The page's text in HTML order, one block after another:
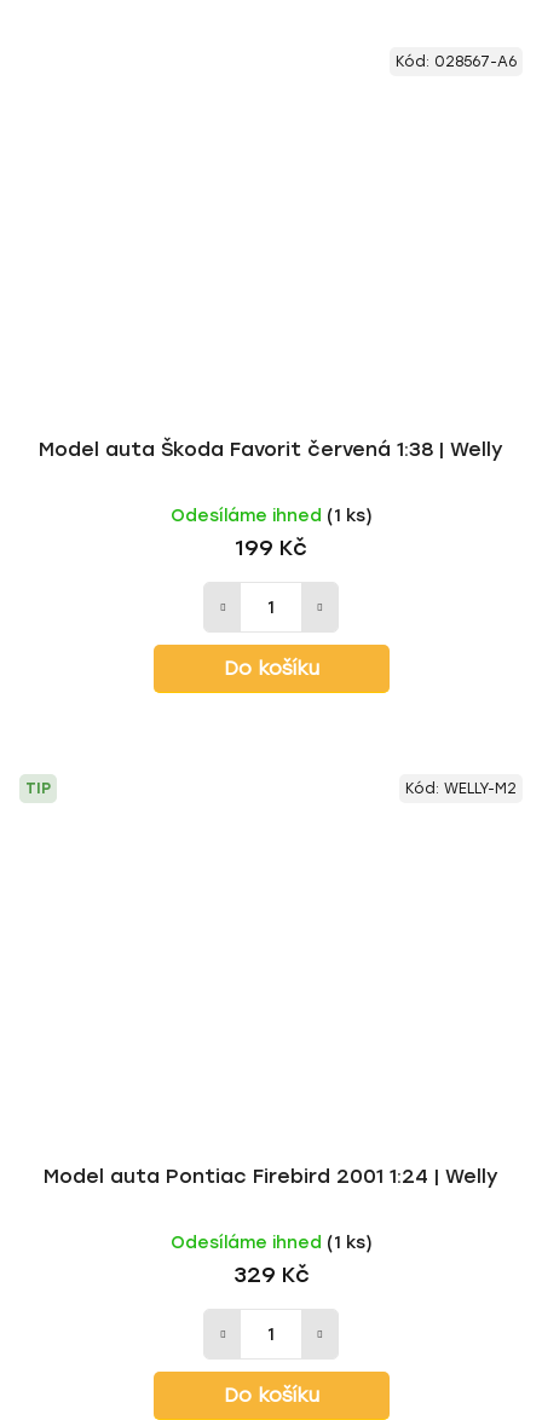
Model auta Škoda Favorit červená 1:38 | Welly
Odesíláme ihned (1 ks)
199 Kč
Do košíku
Kód: 028567-A6
TIP
Model auta Pontiac Firebird 2001 1:24 | Welly
Odesíláme ihned (1 ks)
329 Kč
Do košíku
Kód: WELLY-M2